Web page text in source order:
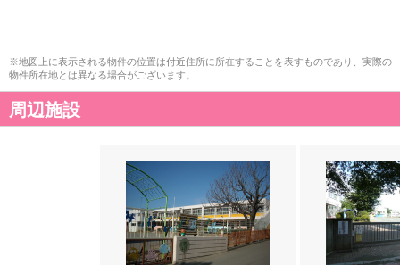
※地図上に表示される物件の位置は付近住所に所在することを表すものであり、実際の
物件所在地とは異なる場合がございます。
周辺施設